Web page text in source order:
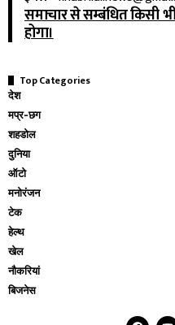
समाचार से सम्बंधित किसी भी
होगा।
Top Categories
देश
मप्र-छग
शहडोल
दुनिया
ऑटो
मनोरंजन
टेक
हेल्थ
खेल
नौकरियां
बिजनेस